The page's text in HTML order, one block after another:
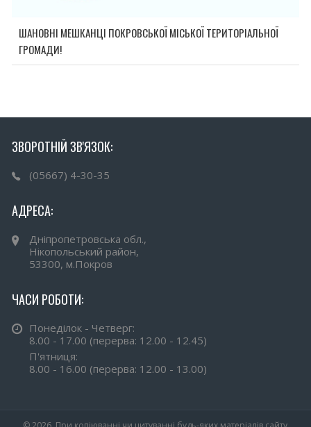
ШАНОВНІ МЕШКАНЦІ ПОКРОВСЬКОЇ МІСЬКОЇ ТЕРИТОРІАЛЬНОЇ
ГРОМАДИ!
ЗВОРОТНІЙ ЗВ'ЯЗОК:
(05667) 4-30-35
АДРЕСА:
Дніпропетровська обл.,
Нікопольський район,
53300, м.Покров
ЧАСИ РОБОТИ:
Понеділок - Четверг:
8.00 - 17.00 (перерва: 12.00 - 12.45)
П'ятниця:
8.00 - 16.00 (перерва: 12.00 - 13.00)